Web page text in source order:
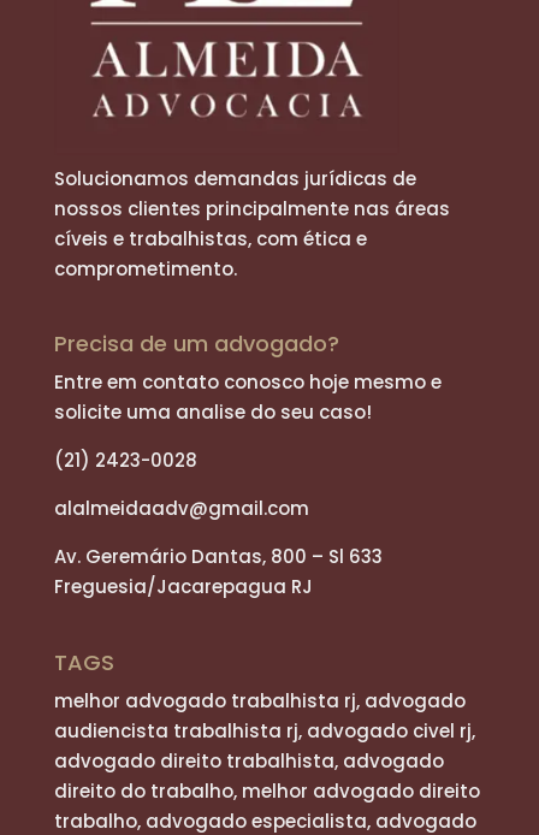
Solucionamos demandas jurídicas de
nossos clientes principalmente nas áreas
cíveis e trabalhistas, com ética e
comprometimento.
Precisa de um advogado?
Entre em contato conosco hoje mesmo e
solicite uma analise do seu caso!
(21) 2423-0028
alalmeidaadv@gmail.com
Av. Geremário Dantas, 800 – Sl 633
Freguesia/Jacarepagua RJ
TAGS
melhor advogado trabalhista rj, advogado
audiencista trabalhista rj, advogado civel rj,
advogado direito trabalhista, advogado
direito do trabalho, melhor advogado direito
trabalho, advogado especialista, advogado